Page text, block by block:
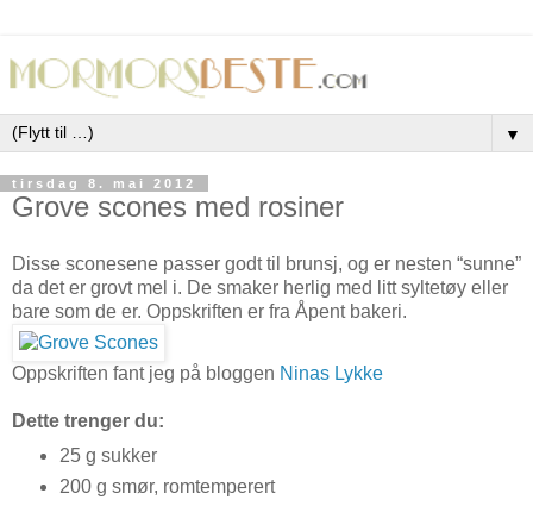
▼
tirsdag 8. mai 2012
Grove scones med rosiner
Disse sconesene passer godt til brunsj, og er nesten “sunne”
da det er grovt mel i. De smaker herlig med litt syltetøy eller
bare som de er. Oppskriften er fra Åpent bakeri.
Oppskriften fant jeg på bloggen Ninas Lykke
Dette trenger du:
25 g sukker
200 g smør, romtemperert